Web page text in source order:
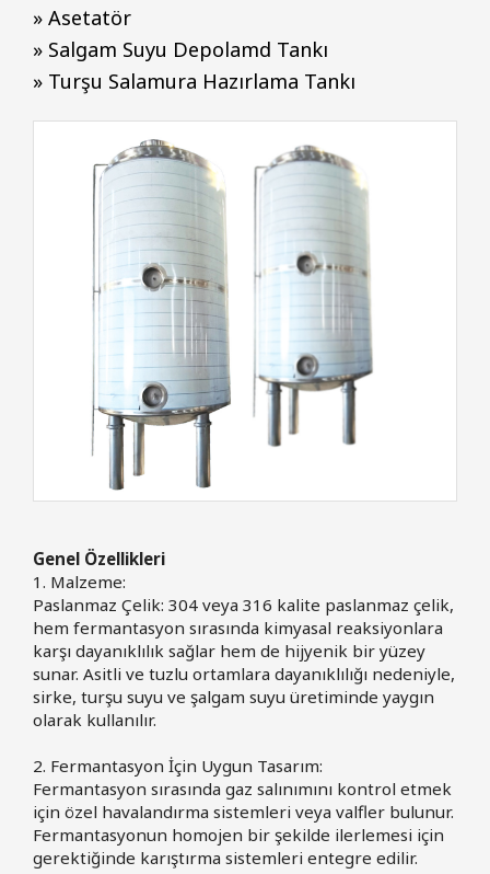
» Asetatör
» Salgam Suyu Depolamd Tankı
» Turşu Salamura Hazırlama Tankı
Genel Özellikleri
1. Malzeme:
Paslanmaz Çelik: 304 veya 316 kalite paslanmaz çelik,
hem fermantasyon sırasında kimyasal reaksiyonlara
karşı dayanıklılık sağlar hem de hijyenik bir yüzey
sunar. Asitli ve tuzlu ortamlara dayanıklılığı nedeniyle,
sirke, turşu suyu ve şalgam suyu üretiminde yaygın
olarak kullanılır.
2. Fermantasyon İçin Uygun Tasarım:
Fermantasyon sırasında gaz salınımını kontrol etmek
için özel havalandırma sistemleri veya valfler bulunur.
Fermantasyonun homojen bir şekilde ilerlemesi için
gerektiğinde karıştırma sistemleri entegre edilir.